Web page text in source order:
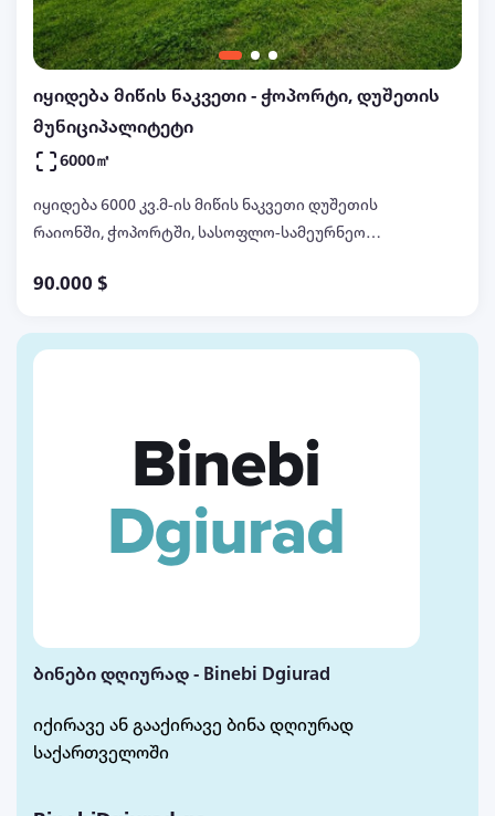
იყიდება მიწის ნაკვეთი - ჭოპორტი, დუშეთის
მუნიციპალიტეტი
6000㎡
იყიდება 6000 კვ.მ-ის მიწის ნაკვეთი დუშეთის
რაიონში, ჭოპორტში, სასოფლო-სამეურნეო
ნაკვეთთან, ტელ: 597222900, 597032299 სლავა
90.000 $
ბინები დღიურად - Binebi Dgiurad
იქირავე ან გააქირავე ბინა დღიურად
საქართველოში